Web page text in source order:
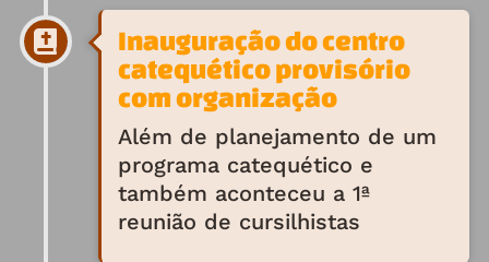
Inauguração do centro
catequético provisório
com organização
Além de planejamento de um
programa catequético e
também aconteceu a 1ª
reunião de cursilhistas